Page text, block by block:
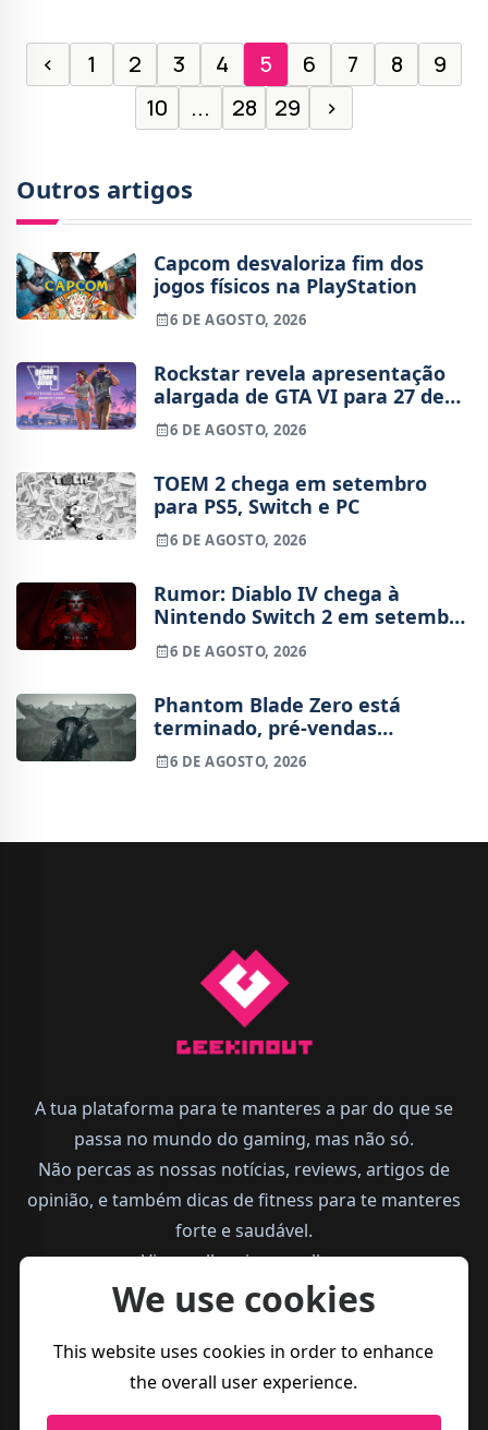
‹ 1 2 3 4 5 6 7 8
9
10
... 28 29 ›
Outros artigos
Capcom desvaloriza fim dos
jogos físicos na PlayStation
6 DE AGOSTO, 2026
Rockstar revela apresentação
alargada de GTA VI para 27 de
agosto
6 DE AGOSTO, 2026
TOEM 2 chega em setembro
para PS5, Switch e PC
6 DE AGOSTO, 2026
Rumor: Diablo IV chega à
Nintendo Switch 2 em setembro
e vai custar o preço de um jogo
novo
6 DE AGOSTO, 2026
Phantom Blade Zero está
terminado, pré-vendas
começam na próxima semana
6 DE AGOSTO, 2026
A tua plataforma para te manteres a par do que se
passa no mundo do gaming, mas não só.
Não percas as nossas notícias, reviews, artigos de
opinião, e também dicas de fitness para te manteres
forte e saudável.
Vive melhor, joga melhor.
We use cookies
This website uses cookies in order to enhance
the overall user experience.